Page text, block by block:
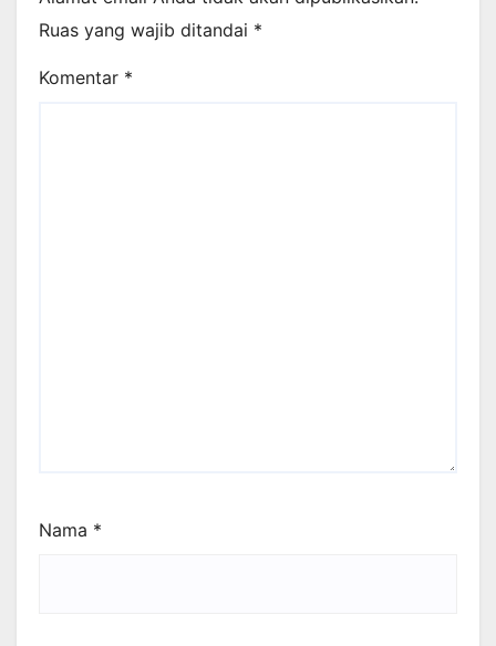
Ruas yang wajib ditandai *
Komentar *
Nama *